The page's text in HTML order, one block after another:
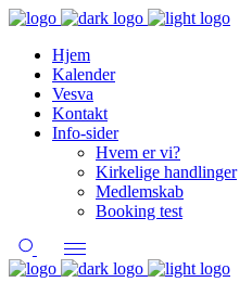
Hjem
Kalender
Vesva
Kontakt
Info-sider
Hvem er vi?
Kirkelige handlinger
Medlemskab
Booking test